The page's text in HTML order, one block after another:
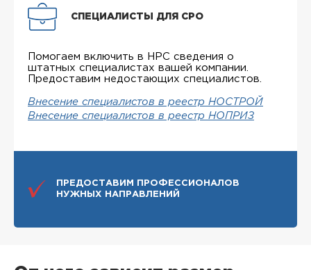
СПЕЦИАЛИСТЫ ДЛЯ СРО
Помогаем включить в НРС сведения о
штатных специалистах вашей компании.
Предоставим недостающих специалистов.
Внесение специалистов в реестр НОСТРОЙ
Внесение специалистов в реестр НОПРИЗ
ПРЕДОСТАВИМ ПРОФЕССИОНАЛОВ
НУЖНЫХ НАПРАВЛЕНИЙ